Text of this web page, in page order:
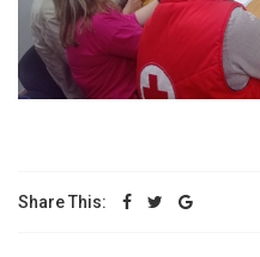
Share This: